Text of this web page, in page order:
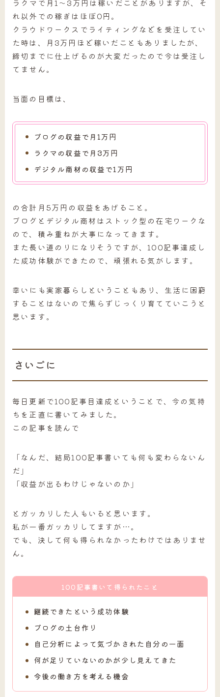
ラクマで月1～3万円は稼いだことがありますが、そ
れ以外での稼ぎはほぼ0円。
クラウドワークスでライティングなどを受注してい
た時は、月3万円ほど稼いだこともありましたが、
締切までに仕上げるのが大変だったので今は受注し
てません。
当面の目標は、
ブログの収益で月1万円
ラクマの収益で月3万円
デジタル商材の収益で1万円
の合計月5万円の収益をあげること。
ブログとデジタル商材はストック型の在宅ワークな
ので、積み重ねが大事になってきます。
また長い道のりになりそうですが、100記事達成し
た成功体験ができたので、頑張れる気がします。
幸いにも実家暮らしということもあり、生活に困窮
することはないので焦らずじっくり育てていこうと
思います。
さいごに
毎日更新で100記事目達成ということで、今の気持
ちを正直に書いてみました。
この記事を読んで
「なんだ、結局100記事書いても何も変わらないん
だ」
「収益が出るわけじゃないのか」
とガッカリした人もいると思います。
私が一番ガッカリしてますが…。
でも、決して何も得られなかったわけではありませ
ん。
100記事書いて得られたこと
継続できたという成功体験
ブログの土台作り
自己分析によって気づかされた自分の一面
何が足りていないのかが少し見えてきた
今後の働き方を考える機会